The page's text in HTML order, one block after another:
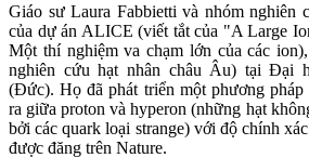
Giáo sư Laura Fabbietti và nhóm nghiên
của dự án ALICE (viết tắt của "A Large
Một thí nghiệm va chạm lớn của các
nghiên cứu hạt nhân châu Âu) tại Đại
(Đức). Họ đã phát triển một phương
ra giữa proton và hyperon (những hạt
bởi các quark loại strange) với độ chính
được đăng trên Nature.